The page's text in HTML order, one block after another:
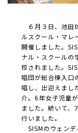
６月３日、池田
ルスクール・マレ
開催しました。
ナル・スクールの
校されました。
唱団が総合棟入口
唱し、出迎えまし
介。6年女子児童
ました。続いて、
行いました。
SISMのウェン